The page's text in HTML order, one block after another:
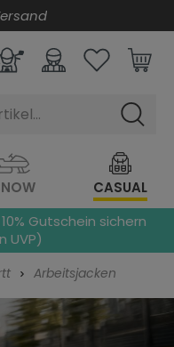
CASUAL
Gutschein sichern
UVP)
Arbeitsjacken